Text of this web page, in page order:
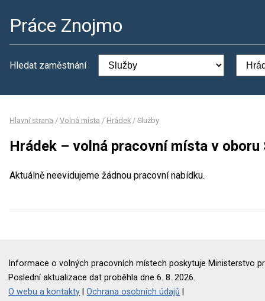
Práce Znojmo
Hledat zaměstnání
Hlavní strana / Volná místa / Hrádek / Služby
Hrádek – volná pracovní místa v oboru
Aktuálně neevidujeme žádnou pracovní nabídku.
Informace o volných pracovních místech poskytuje Ministerstvo
Poslední aktualizace dat proběhla dne 6. 8. 2026.
O webu a kontakty |Ochrana osobních údajů